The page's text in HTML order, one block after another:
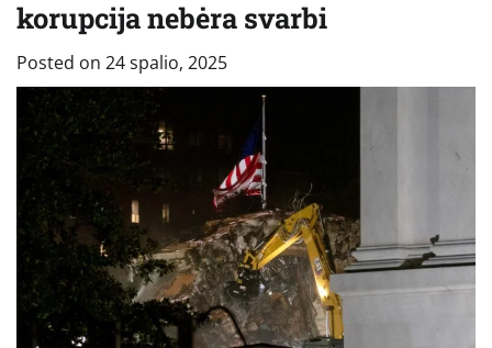
korupcija nebėra svarbi
Posted on 24 spalio, 2025